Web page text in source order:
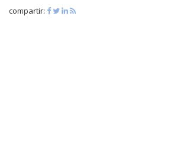
compartir: